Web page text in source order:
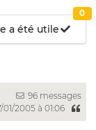
a été utile
0
96 messages
01/2005 à 01:06